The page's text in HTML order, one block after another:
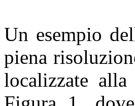
Un esempio
piena
localizzate